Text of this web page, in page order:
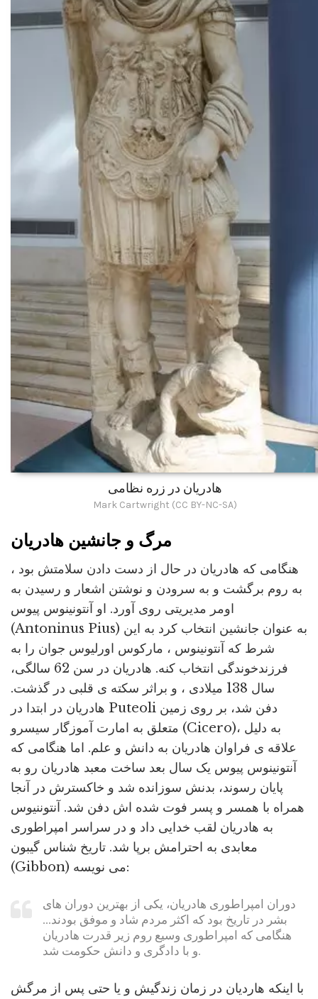
هادریان در زره نظامی
Mark Cartwright (CC BY-NC-SA)
مرگ و جانشین هادریان
هنگامی که هادریان در حال از دست دادن سلامتش بود ،
به روم برگشت و به سرودن و نوشتن اشعار و رسیدن به
اومر مدیریتی روی آورد. او آنتونینوس پیوس
(Antoninus Pius) به عنوان جانشین انتخاب کرد به این
شرط که آنتونینوس ، مارکوس اورلیوس جوان را به
فرزندخوندگی انتخاب کنه. هادریان در سن 62 سالگی،
سال 138 میلادی ، و براثر سکته ی قلبی در گذشت.
هادریان در ابتدا در Puteoli دفن شد، بر روی زمین
متعلق به امارت آموزگار سیسرو (Cicero)، به دلیل
علاقه ی فراوان هادریان به دانش و علم. اما هنگامی که
آنتونینوس پیوس یک سال بعد ساخت معبد هادریان رو به
پایان رسوند، بدنش سوزانده شد و خاکسترش در آنجا
همراه با همسر و پسر فوت شده اش دفن شد. آنتوننیوس
به هادریان لقب خدایی داد و در سراسر امپراطوری
معابدی به احترامش برپا شد. تاریخ شناس گیبون
(Gibbon) می نویسه:
دوران امپراطوری هادریان، یکی از بهترین دوران های
بشر در تاریخ بود که اکثر مردم شاد و موفق بودند...
هنگامی که امپراطوری وسیع روم زیر قدرت هادریان
و با دادگری و دانش حکومت شد.
با اینکه هاردیان در زمان زندگیش و یا حتی پس از مرگش